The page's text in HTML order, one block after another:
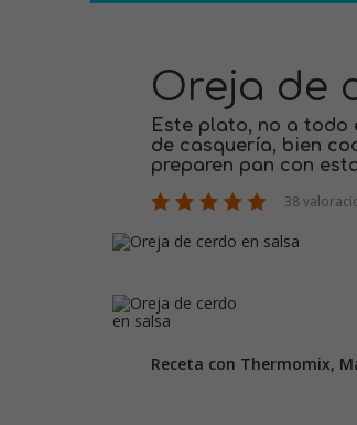
Oreja de
Este plato, no a todo
de casquería, bien
preparen pan con
38
Receta con Thermomix,